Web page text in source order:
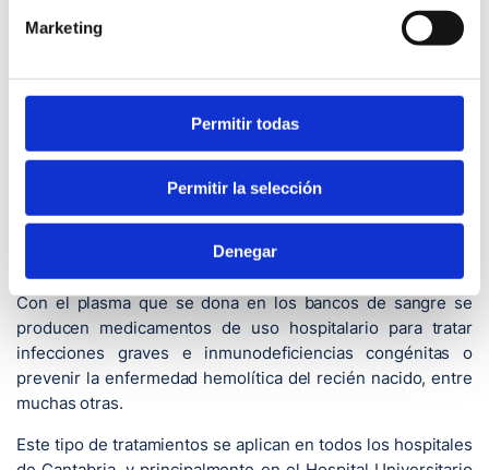
Marketing
Permitir todas
Permitir la selección
Denegar
citapreviabs.fmvaldecilla.es o llamando al 640244120.
componentes vitales como albúmina, que ayuda a evitar
que el líquido se filtre fuera de los vasos sanguíneos;
inmunoglobulinas (anticuerpos) que defienden activamente
al organismo frente a virus, bacterias, hongos y células
Con el plasma que se dona en los bancos de sangre se
producen medicamentos de uso hospitalario para tratar
infecciones graves e inmunodeficiencias congénitas o
prevenir la enfermedad hemolítica del recién nacido, entre
muchas otras.
Este tipo de tratamientos se aplican en todos los hospitales